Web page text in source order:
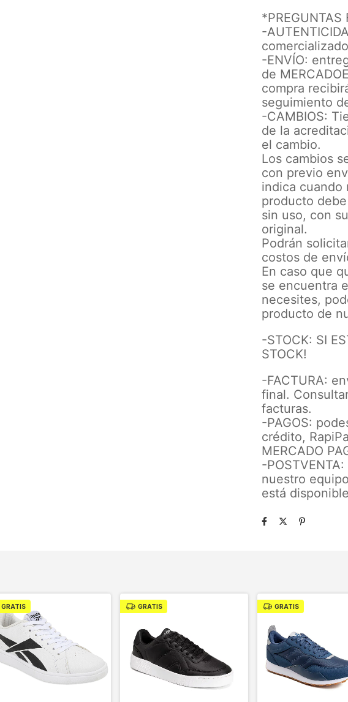
*PREGUNTAS
-
-ENVÍO:
de
compra
seguimiento
-CAMBIOS:
de la
el cambio.
Los cambios
con previo
indica cuando
producto
sin uso, con
original.
Podrán
costos de
En caso que
se encuentra
necesites,
producto de
-STOCK: SI
STOCK!
-FACTURA:
final.
facturas.
-PAGOS:
crédito,
MERCADO
-
nuestro
está
GRATIS GRATIS GRATIS